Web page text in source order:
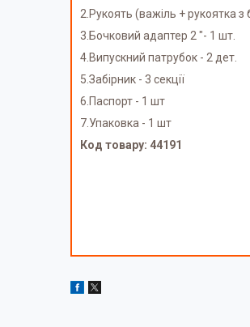
2.Рукоять (важіль + рукоятка
3.Бочковий адаптер 2 "- 1 шт.
4.Випускний патрубок - 2 дет.
5.Забірник - 3 секції
6.Паспорт - 1 шт
7.Упаковка - 1 шт
Код товару: 44191